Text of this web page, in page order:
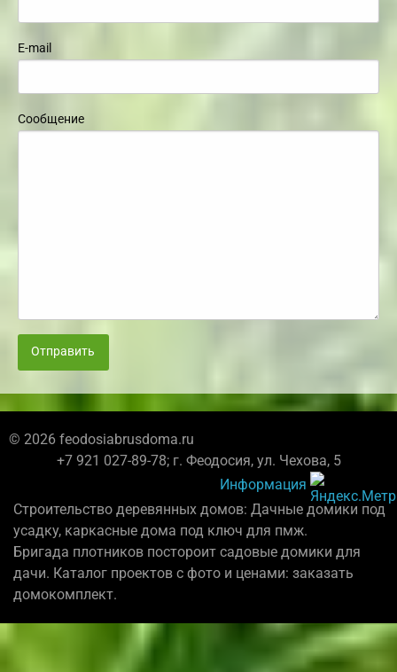
E-mail
Сообщение
Отправить
© 2026 feodosiabrusdoma.ru
+7 921 027-89-78; г. Феодосия, ул. Чехова, 5
Информация
Строительство деревянных домов: Дачные домики под
усадку, каркасные дома под ключ для пмж.
Бригада плотников постороит садовые домики для
дачи. Каталог проектов с фото и ценами: заказать
домокомплект.